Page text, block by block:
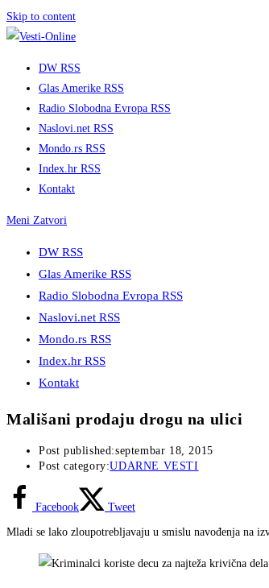
Skip to content
DW RSS
Glas Amerike RSS
Radio Slobodna Evropa RSS
Naslovi.net RSS
Mondo.rs RSS
Index.hr RSS
Kontakt
Meni Zatvori
DW RSS
Glas Amerike RSS
Radio Slobodna Evropa RSS
Naslovi.net RSS
Mondo.rs RSS
Index.hr RSS
Kontakt
Mališani prodaju drogu na ulici
Post published:septembar 18, 2015
Post category:UDARNE VESTI
Facebook Tweet
Mladi se lako zloupotrebljavaju u smislu navođenja na